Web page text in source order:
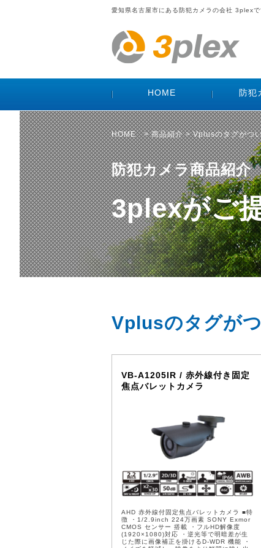
愛知県名古屋市にある防犯カメラの会社 3plexで
HOME 防犯
HOME>商品紹介> Vplusのタグがつ
防犯カメラ商品紹介
3plexがご
Vplusのタグが
VB-A1205IR / 赤外線付き固定
焦点バレットカメラ
AHD 赤外線付固定焦点バレットカメラ ■特
徴 ・1/2.9inch 224万画素 SONY Exmor
CMOS センサー 搭載 ・フルHD解像度
(1920×1080)対応 ・逆光等で明暗差が⽣
じた際に画像補正を掛けるD-WDR 機能 ・